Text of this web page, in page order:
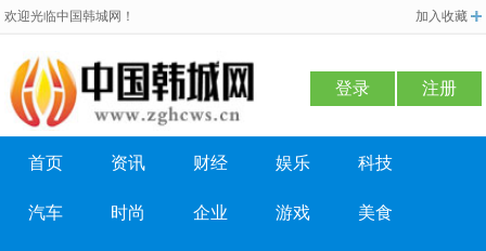
欢迎光临中国韩城网！ 加入收藏
登录 注册
首页 资讯 财经 娱乐 科技
汽车 时尚 企业 游戏 美食